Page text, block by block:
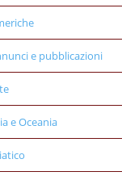
e pubblicazioni
e Oceania